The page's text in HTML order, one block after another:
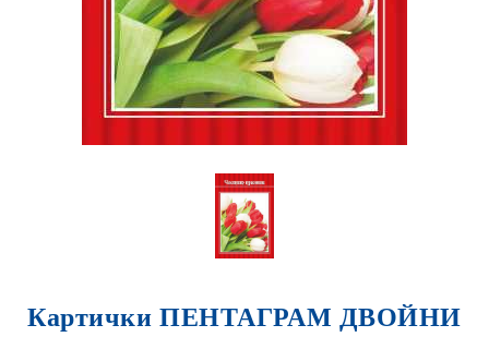
Картички ПЕНТАГРАМ ДВОЙНИ